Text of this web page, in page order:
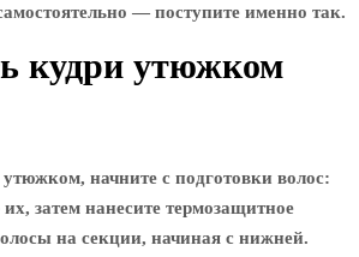
— поступите именно так.
кудри утюжком
начните с подготовки волос:
затем нанесите термозащитное
на секции, начиная с нижней.